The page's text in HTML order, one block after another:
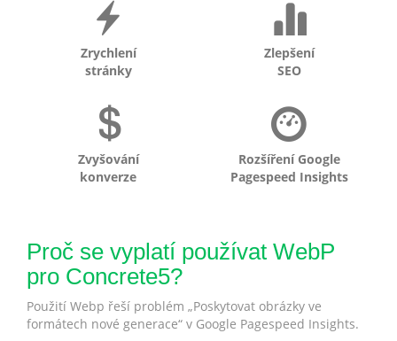
Zrychlení
stránky
Zlepšení
SEO
Zvyšování
konverze
Rozšíření Google
Pagespeed Insights
Proč se vyplatí používat WebP
pro Concrete5?
Použití Webp řeší problém „Poskytovat obrázky ve
formátech nové generace“ v Google Pagespeed Insights.